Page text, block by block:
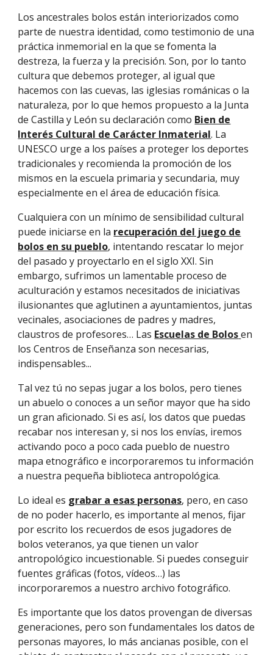
Los ancestrales bolos están interiorizados como
parte de nuestra identidad, como testimonio de una
práctica inmemorial en la que se fomenta la
destreza, la fuerza y la precisión. Son, por lo tanto
cultura que debemos proteger, al igual que
hacemos con las cuevas, las iglesias románicas o la
naturaleza, por lo que hemos propuesto a la Junta
de Castilla y León su declaración como Bien de
Interés Cultural de Carácter Inmaterial. La
UNESCO urge a los países a proteger los deportes
tradicionales y recomienda la promoción de los
mismos en la escuela primaria y secundaria, muy
especialmente en el área de educación física.
Cualquiera con un mínimo de sensibilidad cultural
puede iniciarse en la recuperación del juego de
bolos en su pueblo, intentando rescatar lo mejor
del pasado y proyectarlo en el siglo XXI. Sin
embargo, sufrimos un lamentable proceso de
aculturación y estamos necesitados de iniciativas
ilusionantes que aglutinen a ayuntamientos, juntas
vecinales, asociaciones de padres y madres,
claustros de profesores… Las Escuelas de Bolos en
los Centros de Enseñanza son necesarias,
indispensables...
Tal vez tú no sepas jugar a los bolos, pero tienes
un abuelo o conoces a un señor mayor que ha sido
un gran aficionado. Si es así, los datos que puedas
recabar nos interesan y, si nos los envías, iremos
activando poco a poco cada pueblo de nuestro
mapa etnográfico e incorporaremos tu información
a nuestra pequeña biblioteca antropológica.
Lo ideal es grabar a esas personas, pero, en caso
de no poder hacerlo, es importante al menos,fijar
por escrito los recuerdos de esos jugadores de
bolos veteranos, ya que tienen un valor
antropológico incuestionable. Si puedes conseguir
fuentes gráficas (fotos, vídeos…) las
incorporaremos a nuestroarchivo fotográfico.
Es importante que los datos provengan de diversas
generaciones, pero son fundamentales los datos de
personas mayores, lo más ancianas posible, con el